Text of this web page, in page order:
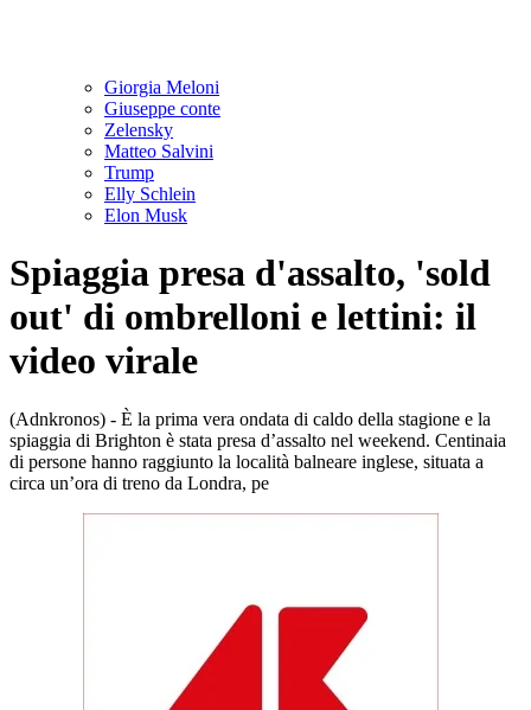
Giorgia Meloni
Giuseppe conte
Zelensky
Matteo Salvini
Trump
Elly Schlein
Elon Musk
Spiaggia presa d'assalto, 'sold
out' di ombrelloni e lettini: il
video virale
(Adnkronos) - È la prima vera ondata di caldo della stagione e la
spiaggia di Brighton è stata presa d’assalto nel weekend. Centinaia
di persone hanno raggiunto la località balneare inglese, situata a
circa un’ora di treno da Londra, pe